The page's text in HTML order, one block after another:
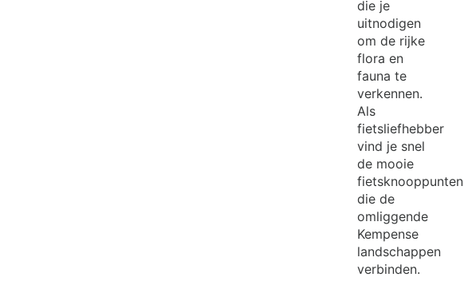
die je
uitnodigen
om de rijke
flora en
fauna te
verkennen.
Als
fietsliefhebber
vind je snel
de mooie
fietsknooppunten
die de
omliggende
Kempense
landschappen
verbinden.